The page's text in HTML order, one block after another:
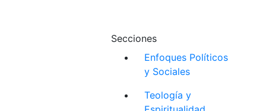
Secciones
Enfoques Políticos
y Sociales
Teología y